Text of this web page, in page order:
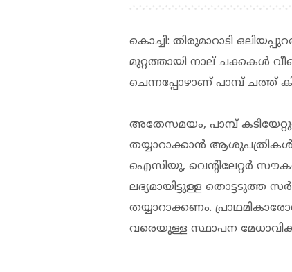
കൊച്ചി: തിരുമാറാടി
മുറ്റത്തായി നാല് ചക്കകള്‍
ചെന്നപ്പോഴാണ് പാമ്പ് ചത്ത്
അതേസമയം, പാമ്പ്
തയ്യാറാക്കാൻ
ഐസിയു, വെന്റിലേറ്റർ
ലഭ്യമായിട്ടുള്ള തൊട്ടടുത്ത
തയ്യാറാക്കണം.
വരെയുള്ള സ്ഥാപന